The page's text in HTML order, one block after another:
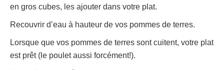
en gros cubes, les ajouter dans votre plat.
Recouvrir d’eau à hauteur de vos pommes de terres.
Lorsque que vos pommes de terres sont cuitent, votre plat
est prêt (le poulet aussi forcément!).